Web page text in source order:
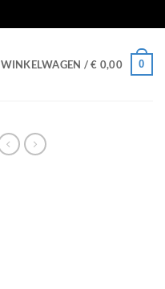
WINKELWAGEN /€ 0,00 0